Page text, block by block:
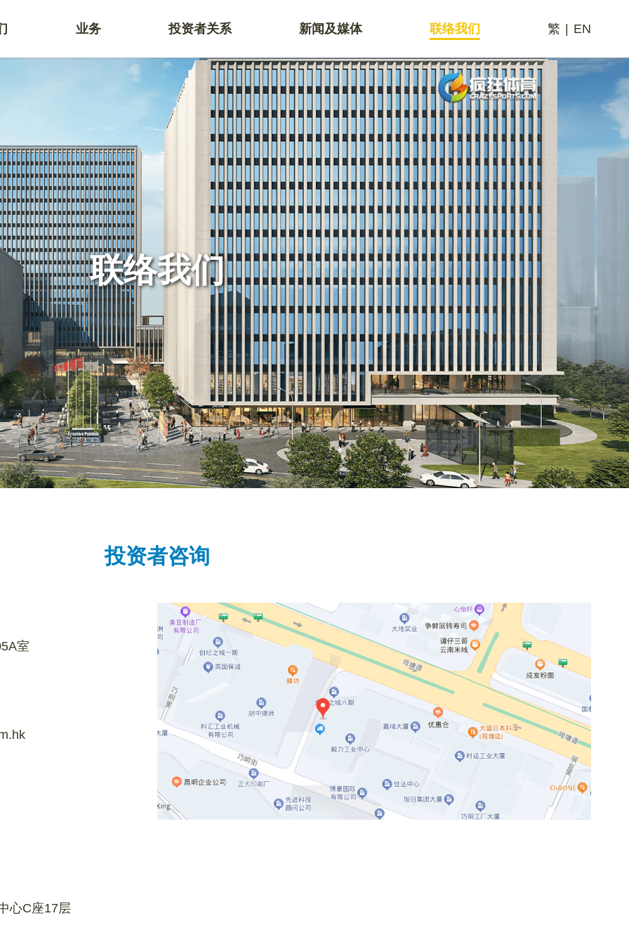
业务 投资者关系 新闻及媒体 联络我们 繁 EN
联络我们
投资者咨询
室
心C座17层